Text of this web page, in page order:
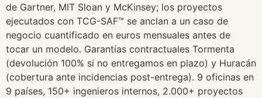
de Gartner, MIT Sloan y McKinsey; los proyectos
ejecutados con TCG-SAF™ se anclan a un caso de
negocio cuantificado en euros mensuales antes de
tocar un modelo. Garantías contractuales Tormenta
(devolución 100% si no entregamos en plazo) y Huracán
(cobertura ante incidencias post-entrega). 9 oficinas en
9 países, 150+ ingenieros internos, 2.000+ proyectos